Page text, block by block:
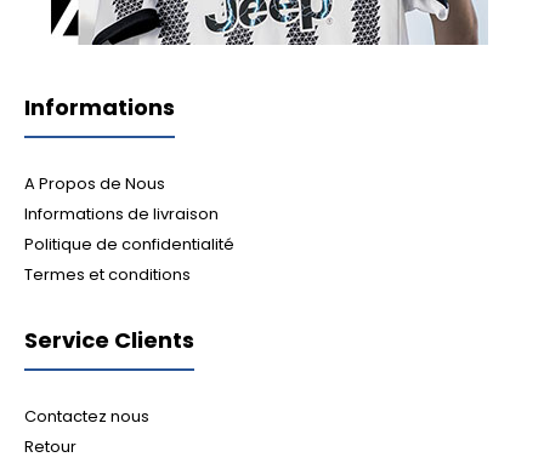
Informations
A Propos de Nous
Informations de livraison
Politique de confidentialité
Termes et conditions
Service Clients
Contactez nous
Retour